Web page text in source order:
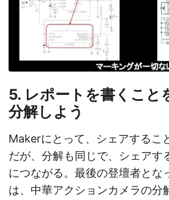
5. レポートを書くこと
分解しよう
Makerにとって、シェアするこ
だが、分解も同じで、シェアす
につながる。最後の登壇者とな
は、中華アクションカメラの分